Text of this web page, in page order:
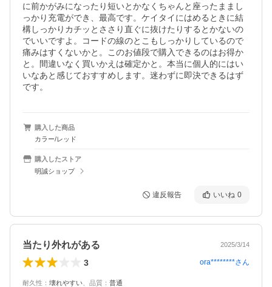
に前かがみになったり短いとかなくちゃんと座ったままし
っかり充電ができ、最高です。ケイタイにはめるときに結
構しっかりカチッとささり直ぐに抜けたりするとかないの
でいいですよ。コードの線のとこもしっかりしているので
痛みはすくないかと。このお値段で購入できるのはお得か
と。間違いなく買いかえは確定かと。本当に個人的にはい
いなあと感じておすすめします。迷わずに即決できるはず
です。
購入した商品
カラー/レッド
購入したストア
明誠ショップ
違反報告 いいね 0
当たり外れがある 2025/3/14
3 ora********さん
耐久性 ： 壊れやすい 品質 ： 普通